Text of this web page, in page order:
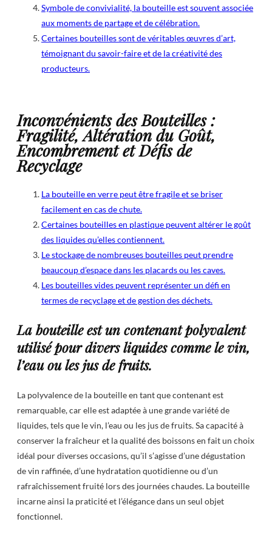
Symbole de convivialité, la bouteille est souvent associée
aux moments de partage et de célébration.
Certaines bouteilles sont de véritables œuvres d’art,
témoignant du savoir-faire et de la créativité des
producteurs.
Inconvénients des Bouteilles :
Fragilité, Altération du Goût,
Encombrement et Défis de
Recyclage
La bouteille en verre peut être fragile et se briser
facilement en cas de chute.
Certaines bouteilles en plastique peuvent altérer le goût
des liquides qu’elles contiennent.
Le stockage de nombreuses bouteilles peut prendre
beaucoup d’espace dans les placards ou les caves.
Les bouteilles vides peuvent représenter un défi en
termes de recyclage et de gestion des déchets.
La bouteille est un contenant polyvalent
utilisé pour divers liquides comme le vin,
l’eau ou les jus de fruits.
La polyvalence de la bouteille en tant que contenant est
remarquable, car elle est adaptée à une grande variété de
liquides, tels que le vin, l’eau ou les jus de fruits. Sa capacité à
conserver la fraîcheur et la qualité des boissons en fait un choix
idéal pour diverses occasions, qu’il s’agisse d’une dégustation
de vin raffinée, d’une hydratation quotidienne ou d’un
rafraîchissement fruité lors des journées chaudes. La bouteille
incarne ainsi la praticité et l’élégance dans un seul objet
fonctionnel.